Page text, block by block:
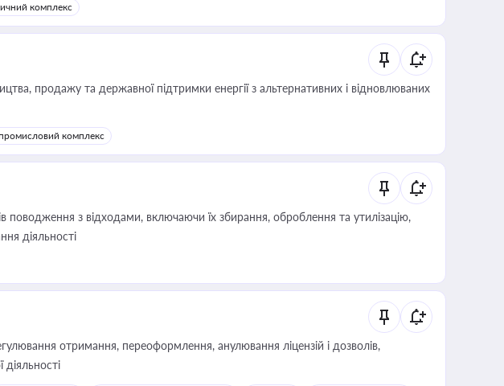
комплекс
продажу та державної підтримки енергії з альтернативних і відновлюваних
комплекс
поводження з відходами, включаючи їх збирання, оброблення та утилізацію,
діяльності
отримання, переоформлення, анулювання ліцензій і дозволів,